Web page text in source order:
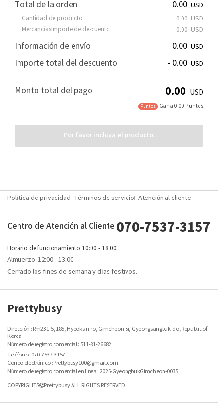
Total de la orden 0.00 USD
Cantidad de producto 0.00 USD
MercancíasImporte de descuento - 0.00 USD
Información de envío 0.00 USD
Importe total del descuento - 0.00 USD
Monto total del pago 0.00 USD
Puntos Gana 0.00 Puntos
Por favor incluya el producto.
Política de privacidad Términos de servicio Atención al cliente
Centro de Atención al Cliente 070-7537-3157
Horario de funcionamiento 10:00 - 18:00
Almuerzo 12:00 - 13:00
Cerrado los fines de semana y días festivos.
Prettybusy
Dirección : Rm231-5 ,185, Hyeoksin-ro, Gimcheon-si, Gyeongsangbuk-do, Republic of
Korea
Número de registro comercial : 511-81-26682
Teléfono : 070-7537-3157
Correo electrónico : Prettybusy100@gmail.com
Número de registro comercial en línea : 2025-GyeongbukGimcheon-0035
COPYRIGHTS Prettybusy ALL RIGHTS RESERVED.